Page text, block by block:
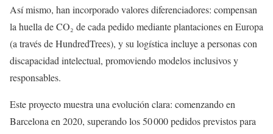
Así mismo, han incorporado valores diferenciadores: compensan
la huella de CO₂ de cada pedido mediante plantaciones en Europa
(a través de HundredTrees), y su logística incluye a personas con
discapacidad intelectual, promoviendo modelos inclusivos y
responsables.
Este proyecto muestra una evolución clara: comenzando en
Barcelona en 2020, superando los 50 000 pedidos previstos para